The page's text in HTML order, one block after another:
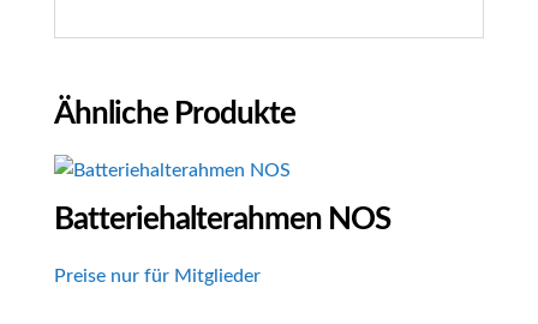
Ähnliche Produkte
Batteriehalterahmen NOS
Preise nur für Mitglieder